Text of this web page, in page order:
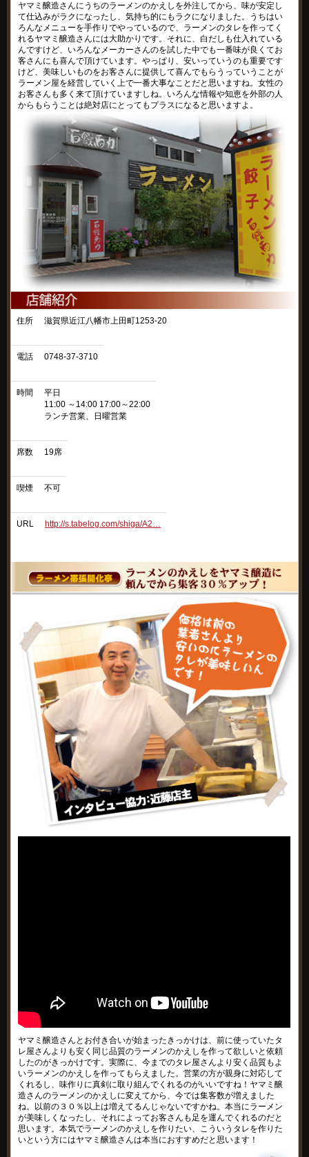
ヤマミ醸造さんにうちのラーメンのかえしを外注してから、味が安定し
て仕込みがラクになったし、気持ち的にもラクになりました。うちはい
ろんなメニューを手作りでやっているので、ラーメンのタレを作ってく
れるヤマミ醸造さんには大助かりです。それに、白だしも仕入れている
んですけど、いろんなメーカーさんのを試した中でも一番味が良くてお
客さんにも喜んで頂けています。やっぱり、安いっていうのも重要です
けど、美味しいものをお客さんに提供して喜んでもらうっていうことが
ラーメン屋を経営していく上で一番大事なことだと思いますね。女性の
お客さんも多く来て頂けていますしね。いろんな情報や知恵を外部の人
からもらうことは絶対店にとってもプラスになると思いますよ。
住所 滋賀県近江八幡市上田町1253-20
電話 0748-37-3710
時間
平日
11:00 ～14:00 17:00～22:00
ランチ営業、日曜営業
席数 19席
喫煙 不可
URL http://s.tabelog.com/shiga/A2…
ヤマミ醸造さんとお付き合いが始まったきっかけは、前に使っていたタ
レ屋さんよりも安く同じ品質のラーメンのかえしを作って欲しいと依頼
したのがきっかけです。実際に、今までのタレ屋さんより安く品質もよ
いラーメンのかえしを作ってもらえました。営業の方が親身に対応して
くれるし、味作りに真剣に取り組んでくれるのがいいですね！ヤマミ醸
造さんのラーメンのかえしに変えてから、今では集客数が増えました
ね。以前の３０％以上は増えてるんじゃないですかね。本当にラーメン
が美味しくなったし、それによってお客さんも足を運んでくれるのだと
思います。本気でラーメンのかえしを作りたい、こういうタレを作りた
いという方にはヤマミ醸造さんは本当におすすめだと思います！